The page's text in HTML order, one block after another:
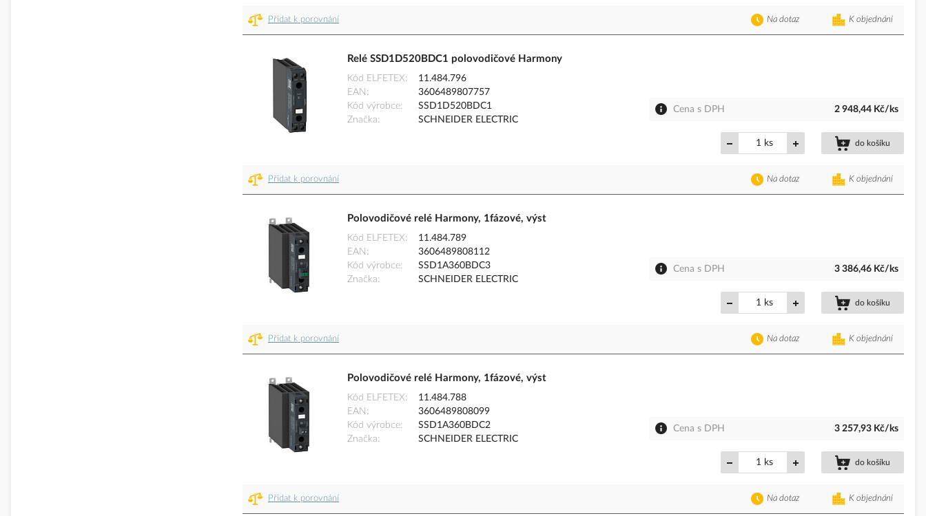
Přidat k porovnání K objednání
Na dotaz
Relé SSD1D520BDC1 polovodičové Harmony
Kód ELFETEX
11.484.796
EAN
3606489807757
Kód výrobce
SSD1D520BDC1
Značka
SCHNEIDER ELECTRIC
Cena s DPH 2 948,44 Kč/ks
ks do košíku
Přidat k porovnání K objednání
Na dotaz
Polovodičové relé Harmony, 1fázové, výst
Kód ELFETEX
11.484.789
EAN
3606489808112
Kód výrobce
SSD1A360BDC3
Značka
SCHNEIDER ELECTRIC
Cena s DPH 3 386,46 Kč/ks
ks do košíku
Přidat k porovnání K objednání
Na dotaz
Polovodičové relé Harmony, 1fázové, výst
Kód ELFETEX
11.484.788
EAN
3606489808099
Kód výrobce
SSD1A360BDC2
Značka
SCHNEIDER ELECTRIC
Cena s DPH 3 257,93 Kč/ks
ks do košíku
Přidat k porovnání K objednání
Na dotaz